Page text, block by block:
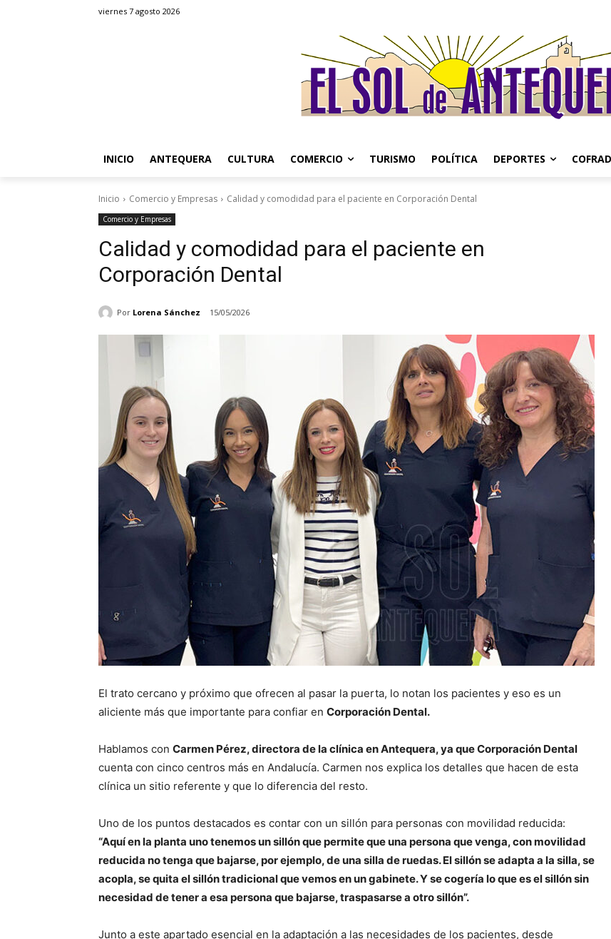
viernes 7 agosto 2026
INICIO ANTEQUERA CULTURA COMERCIO TURISMO POLÍTICA DEPORTES
Inicio Comercio y Empresas Calidad y comodidad para el paciente en Corporación Dental
Comercio y Empresas
Calidad y comodidad para el paciente en
Corporación Dental
Por Lorena Sánchez 15/05/2026
El trato cercano y próximo que ofrecen al pasar la puerta, lo notan los pacientes y eso es un
aliciente más que importante para confiar en Corporación Dental.
Hablamos con Carmen Pérez, directora de la clínica en Antequera, ya que Corporación Dental
cuenta con cinco centros más en Andalucía. Carmen nos explica los detalles que hacen de esta
clínica un sitio referente y que lo diferencia del resto.
Uno de los puntos destacados es contar con un sillón para personas con movilidad reducida:
“Aquí en la planta uno tenemos un sillón que permite que una persona que venga, con movilidad
reducida no tenga que bajarse, por ejemplo, de una silla de ruedas. El sillón se adapta a la silla, se
acopla, se quita el sillón tradicional que vemos en un gabinete. Y se cogería lo que es el sillón sin
necesidad de tener a esa persona que bajarse, traspasarse a otro sillón”.
Junto a este apartado esencial en la adaptación a las necesidades de los pacientes, desde